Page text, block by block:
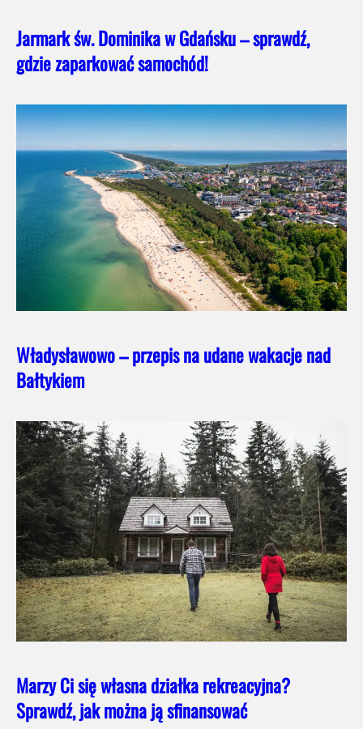
Jarmark św. Dominika w Gdańsku – sprawdź,
gdzie zaparkować samochód!
Władysławowo – przepis na udane wakacje nad
Bałtykiem
Marzy Ci się własna działka rekreacyjna?
Sprawdź, jak można ją sfinansować